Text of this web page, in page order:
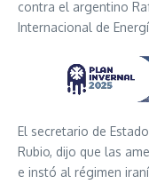
contra el argentino
Internacional de
El secretario de
Rubio, dijo que las
e instó al régimen